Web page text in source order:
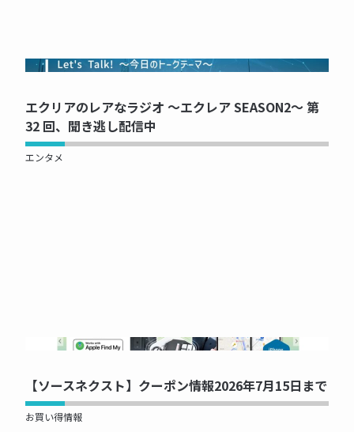
NOW PRINTING...
エクリアのレアなラジオ ～エクレア SEASON2～ 第
32 回、聞き逃し配信中
エンタメ
NOW PRINTING...
【ソースネクスト】クーポン情報2026年7月15日まで
お買い得情報